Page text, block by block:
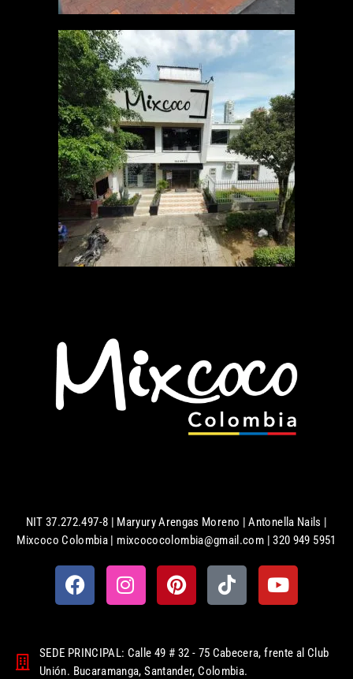
NIT 37.272.497-8 | Maryury Arengas Moreno | Antonella Nails |
Mixcoco Colombia | mixcococolombia@gmail.com | 320 949 5951
SEDE PRINCIPAL: Calle 49 # 32 - 75 Cabecera, frente al Club
Unión. Bucaramanga, Santander, Colombia.